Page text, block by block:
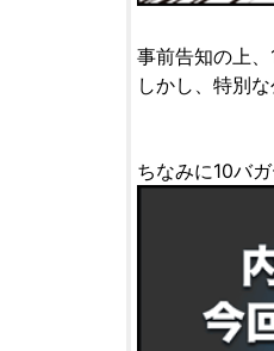
事前告知の上
しかし、特別
ちなみに10バ